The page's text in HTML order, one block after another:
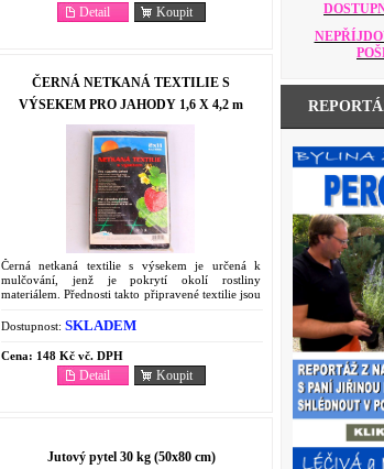
Koupit
Detail
ČERNÁ NETKANÁ TEXTILIE S
VÝSEKEM PRO JAHODY 1,6 X 4,2 m
Černá netkaná textilie s výsekem je určená k
mulčování, jenž je pokrytí okolí rostliny
materiálem. Přednosti takto připravené textilie jsou
Dostupnost: SKLADEM
Cena: 148 Kč vč. DPH
Koupit
Detail
Jutový pytel 30 kg (50x80 cm)